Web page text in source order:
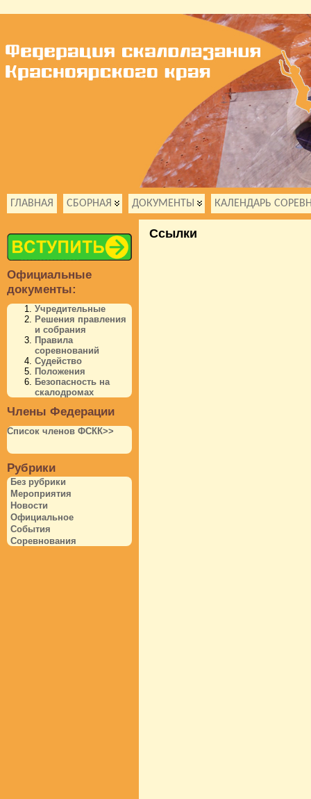
ГЛАВНАЯ СБОРНАЯ ДОКУМЕНТЫ КАЛЕНДАРЬ
Официальные
документы:
Учредительные
Решения правления
и собрания
Правила
соревнований
Судейство
Положения
Безопасность на
скалодромах
Члены Федерации
Список членов ФСКК>>
Рубрики
Без рубрики
Мероприятия
Новости
Официальное
События
Соревнования
Ссылки